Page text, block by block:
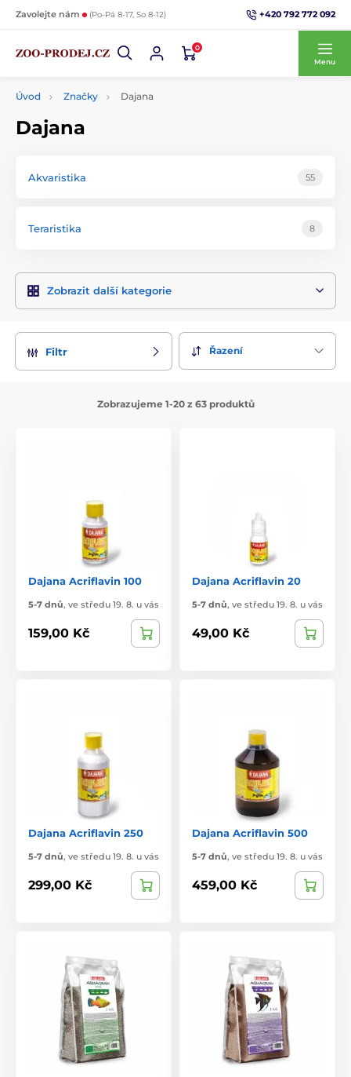
Zavolejte nám (Po-Pá 8-17, So 8-12) +420 792 772 092
0
Menu
Úvod Značky Dajana
Dajana
Akvaristika 55
Teraristika 8
Zobrazit další kategorie
Filtr Řazení
Zobrazujeme 1-20 z 63 produktů
Dajana Acriflavin 100
5-7 dnů, ve středu 19. 8. u vás
159,00 Kč
Dajana Acriflavin 20
5-7 dnů, ve středu 19. 8. u vás
49,00 Kč
Dajana Acriflavin 250
5-7 dnů, ve středu 19. 8. u vás
299,00 Kč
Dajana Acriflavin 500
5-7 dnů, ve středu 19. 8. u vás
459,00 Kč